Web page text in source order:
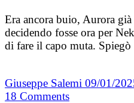
Era ancora buio, Aurora
decidendo fosse ora per
di fare il capo muta.
Giuseppe Salemi 09/01/
18 Comments